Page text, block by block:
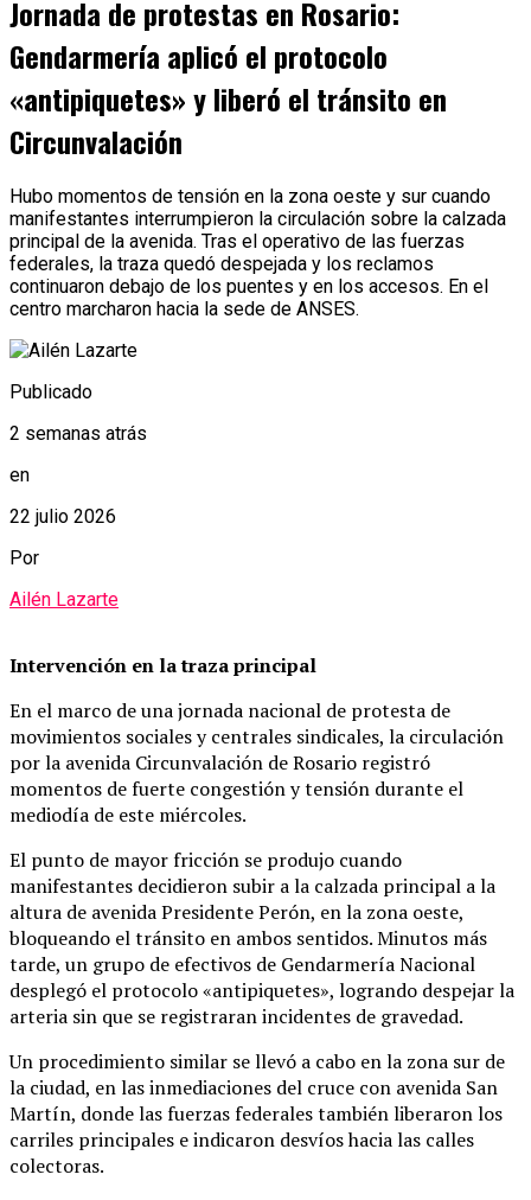
Jornada de protestas en Rosario:
Gendarmería aplicó el protocolo
«antipiquetes» y liberó el tránsito en
Circunvalación
Hubo momentos de tensión en la zona oeste y sur cuando
manifestantes interrumpieron la circulación sobre la calzada
principal de la avenida. Tras el operativo de las fuerzas
federales, la traza quedó despejada y los reclamos
continuaron debajo de los puentes y en los accesos. En el
centro marcharon hacia la sede de ANSES.
Publicado
2 semanas atrás
en
22 julio 2026
Por
Ailén Lazarte
Intervención en la traza principal
En el marco de una jornada nacional de protesta de
movimientos sociales y centrales sindicales, la circulación
por la avenida Circunvalación de Rosario registró
momentos de fuerte congestión y tensión durante el
mediodía de este miércoles.
El punto de mayor fricción se produjo cuando
manifestantes decidieron subir a la calzada principal a la
altura de avenida Presidente Perón, en la zona oeste,
bloqueando el tránsito en ambos sentidos.Minutos más
tarde, un grupo de efectivos de Gendarmería Nacional
desplegó el protocolo «antipiquetes», logrando despejar la
arteria sin que se registraran incidentes de gravedad.
Un procedimiento similar se llevó a cabo en la zona sur de
la ciudad, en las inmediaciones del cruce con avenida San
Martín, donde las fuerzas federales también liberaron los
carriles principales e indicaron desvíos hacia las calles
colectoras.